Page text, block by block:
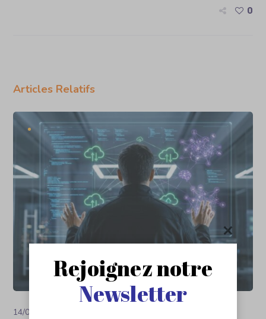
0
Articles Relatifs
14/07/2026
Rejoignez notre
Newsletter